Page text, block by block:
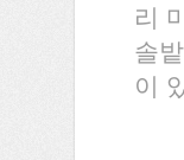
리
솔
이